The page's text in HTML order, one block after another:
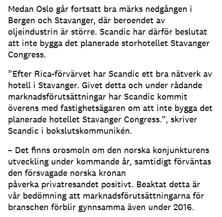
Medan Oslo går fortsatt bra märks nedgången i
Bergen och Stavanger, där beroendet av
oljeindustrin är större. Scandic har därför beslutat
att inte bygga det planerade storhotellet Stavanger
Congress.
”Efter Rica-förvärvet har Scandic ett bra nätverk av
hotell i Stavanger. Givet detta och under rådande
marknadsförutsättningar har Scandic kommit
överens med fastighetsägaren om att inte bygga det
planerade hotellet Stavanger Congress.”, skriver
Scandic i bokslutskommunikén.
– Det finns orosmoln om den norska konjunkturens
utveckling under kommande år, samtidigt förväntas
den försvagade norska kronan
påverka privatresandet positivt. Beaktat detta är
vår bedömning att marknadsförutsättningarna för
branschen förblir gynnsamma även under 2016.